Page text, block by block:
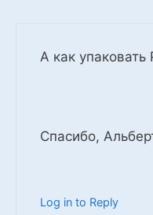
А как
Спасибо,
Log in to Reply